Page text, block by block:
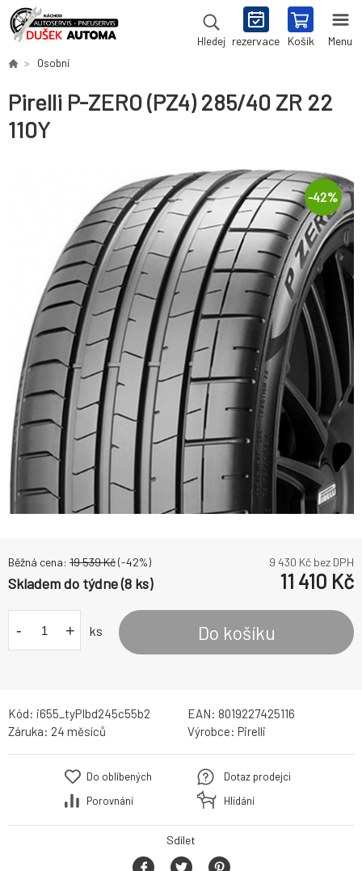
Hledej rezervace Košík Menu
Osobní
Pirelli P-ZERO (PZ4) 285/40 ZR 22
110Y
-42%
Běžná cena: 19 539Kč(-42%) 9 430 Kč bez DPH
Skladem do týdne (8 ks) 11 410 Kč
- + ks Do košíku
Kód: i655_tyPIbd245c55b2 EAN: 8019227425116
Záruka: 24 měsíců Výrobce: Pirelli
Do oblíbených
Porovnání
Dotaz prodejci
Hlídání
Sdílet